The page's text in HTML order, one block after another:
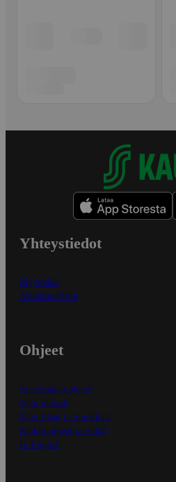
Yhteystiedot
Myymälät
Asiakaspalvelu
Ohjeet
Ensitilaajan ohjeet
Näin maksat
Näin tilaat ja muokkaat
Kaikki ohjeet ja vinkit
In English